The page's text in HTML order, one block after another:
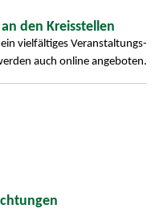
den Kreisstellen
vielfältiges Veranstaltungs-
auch online angeboten.